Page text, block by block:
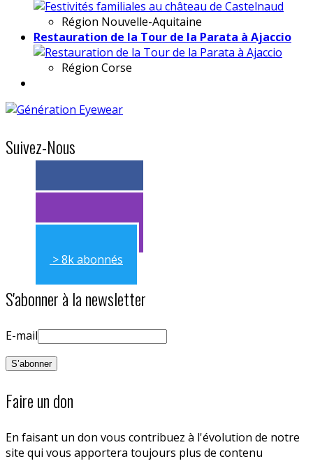
Région Nouvelle-Aquitaine
Restauration de la Tour de la Parata à Ajaccio
Région Corse
Suivez-Nous
> 11k abonnés
> 11k abonnés
> 8k abonnés
S'abonner à la newsletter
E-mail
Faire un don
En faisant un don vous contribuez à l'évolution de notre
site qui vous apportera toujours plus de contenu